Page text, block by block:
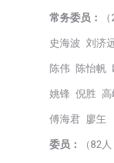
常务委员：
史海波 刘济
陈伟 陈怡帆
姚锋 倪胜
傅海君 廖玍
委员： （82